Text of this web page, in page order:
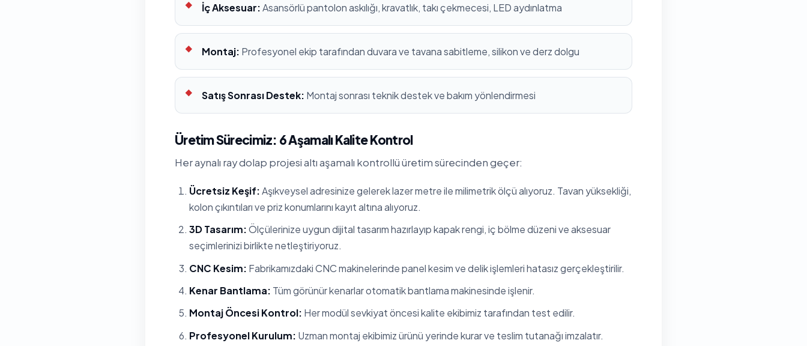
İç Aksesuar:Asansörlü pantolon askılığı, kravatlık, takı çekmecesi, LED aydınlatma
Montaj: Profesyonel ekip tarafından duvara ve tavana sabitleme, silikon ve derz dolgu
Satış Sonrası Destek: Montaj sonrası teknik destek ve bakım yönlendirmesi
Üretim Sürecimiz: 6 Aşamalı Kalite Kontrol
Her aynalı ray dolap projesi altı aşamalı kontrollü üretim sürecinden geçer:
Ücretsiz Keşif:Aşıkveysel adresinize gelerek lazer metre ile milimetrik ölçü alıyoruz. Tavan yüksekliği,
kolon çıkıntıları ve priz konumlarını kayıt altına alıyoruz.
3D Tasarım:Ölçülerinize uygun dijital tasarım hazırlayıp kapak rengi, iç bölme düzeni ve aksesuar
seçimlerinizi birlikte netleştiriyoruz.
CNC Kesim: Fabrikamızdaki CNC makinelerinde panel kesim ve delik işlemleri hatasız gerçekleştirilir.
Kenar Bantlama: Tüm görünür kenarlar otomatik bantlama makinesinde işlenir.
Montaj Öncesi Kontrol: Her modül sevkiyat öncesi kalite ekibimiz tarafından test edilir.
Profesyonel Kurulum: Uzman montaj ekibimiz ürünü yerinde kurar ve teslim tutanağı imzalatır.